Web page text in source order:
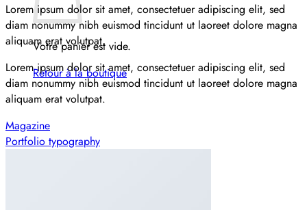
Votre panier est vide.
Retour à la boutique
Lorem ipsum dolor sit amet, consectetuer adipiscing elit, sed
diam nonummy nibh euismod tincidunt ut laoreet dolore magna
aliquam erat volutpat.
Lorem ipsum dolor sit amet, consectetuer adipiscing elit, sed
diam nonummy nibh euismod tincidunt ut laoreet dolore magna
aliquam erat volutpat.
Magazine
Portfolio typography